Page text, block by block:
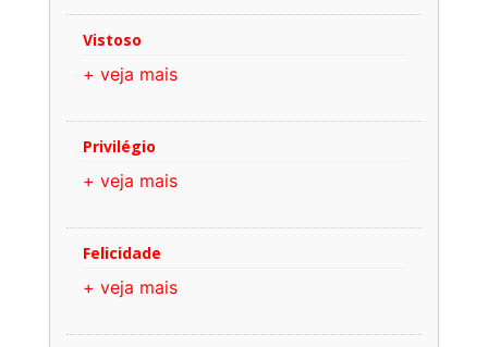
Vistoso
+ veja mais
Privilégio
+ veja mais
Felicidade
+ veja mais